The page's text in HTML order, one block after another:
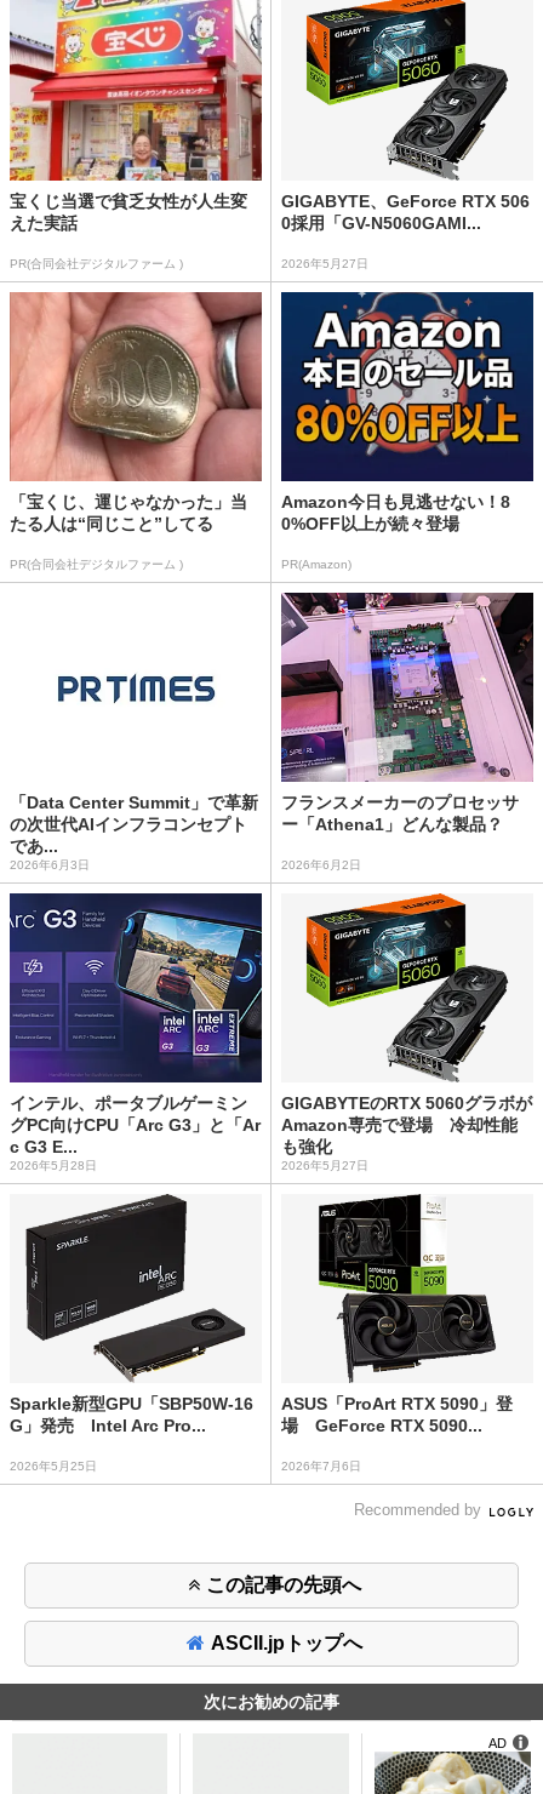
宝くじ当選で貧乏女性が人生変
えた実話
PR(合同会社デジタルファーム )
GIGABYTE、GeForce RTX 506
0採用「GV-N5060GAMI...
2026年5月27日
「宝くじ、運じゃなかった」当
たる人は“同じこと”してる
PR(合同会社デジタルファーム )
Amazon今日も見逃せない！8
0%OFF以上が続々登場
PR(Amazon)
「Data Center Summit」で革新
の次世代AIインフラコンセプト
であ...
2026年6月3日
フランスメーカーのプロセッサ
ー「Athena1」どんな製品？
2026年6月2日
インテル、ポータブルゲーミン
グPC向けCPU「Arc G3」と「Ar
c G3 E...
2026年5月28日
GIGABYTEのRTX 5060グラボが
Amazon専売で登場 冷却性能
も強化
2026年5月27日
Sparkle新型GPU「SBP50W-16
G」発売 Intel Arc Pro...
2026年5月25日
ASUS「ProArt RTX 5090」登
場 GeForce RTX 5090...
2026年7月6日
Recommended by
この記事の先頭へ
ASCII.jpトップへ
次にお勧めの記事
AD